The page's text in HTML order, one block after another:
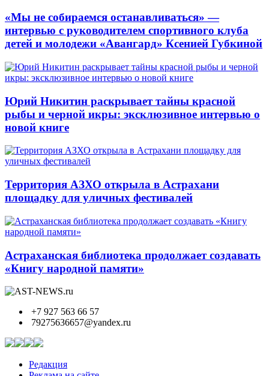
«Мы не собираемся останавливаться» —
интервью с руководителем спортивного клуба
детей и молодежи «Авангард» Ксенией Губкиной
Юрий Никитин раскрывает тайны красной
рыбы и черной икры: эксклюзивное интервью о
новой книге
Территория АЗХО открыла в Астрахани
площадку для уличных фестивалей
Астраханская библиотека продолжает создавать
«Книгу народной памяти»
+7 927 563 66 57
79275636657@yandex.ru
Редакция